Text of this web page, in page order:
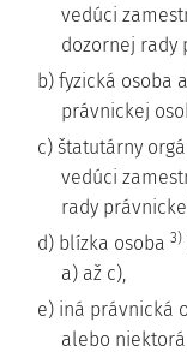
vedúci
dozornej rady
b) fyzická osoba
právnickej
c) štatutárny
vedúci
rady
d) blízka osoba 3)
a) až c),
e) iná právnická
alebo